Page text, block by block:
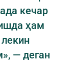
кечар
ҳам
— деган